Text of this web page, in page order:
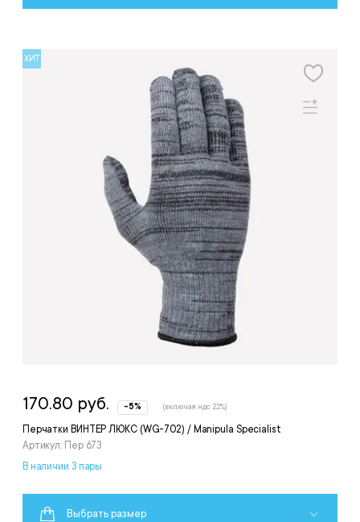
ХИТ
Перчатки ВИНТЕР ЛЮКС (WG-702) / Manipula Specialist
Артикул: Пер 673
170.80 руб. -5% (включая ндс 22%)
В наличии 3 пары
Выбрать размер